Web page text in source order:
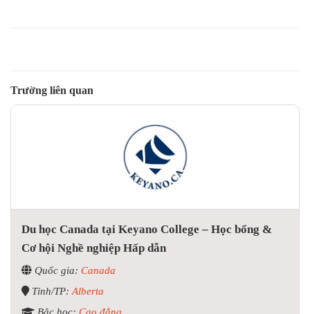
Trường liên quan
Du học Canada tại Keyano College – Học bổng &
Cơ hội Nghề nghiệp Hấp dẫn
Quốc gia: Canada
Tỉnh/TP: Alberta